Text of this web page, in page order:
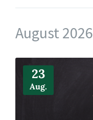
August 2026
23
Aug.
Mehr
Infos